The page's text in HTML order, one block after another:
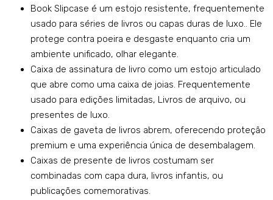
Book Slipcase é um estojo resistente, frequentemente
usado para séries de livros ou capas duras de luxo.. Ele
protege contra poeira e desgaste enquanto cria um
ambiente unificado, olhar elegante.
Caixa de assinatura de livro como um estojo articulado
que abre como uma caixa de joias. Frequentemente
usado para edições limitadas, Livros de arquivo, ou
presentes de luxo.
Caixas de gaveta de livros abrem, oferecendo proteção
premium e uma experiência única de desembalagem.
Caixas de presente de livros costumam ser
combinadas com capa dura, livros infantis, ou
publicações comemorativas.